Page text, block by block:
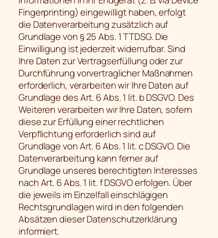
Fingerprinting) eingewilligt haben, erfolgt
die Datenverarbeitung zusätzlich auf
Grundlage von § 25 Abs. 1 TTDSG. Die
Einwilligung ist jederzeit widerrufbar. Sind
Ihre Daten zur Vertragserfüllung oder zur
Durchführung vorvertraglicher Maßnahmen
erforderlich, verarbeiten wir Ihre Daten auf
Grundlage des Art. 6 Abs. 1 lit. b DSGVO. Des
Weiteren verarbeiten wir Ihre Daten, sofern
diese zur Erfüllung einer rechtlichen
Verpflichtung erforderlich sind auf
Grundlage von Art. 6 Abs. 1 lit. c DSGVO. Die
Datenverarbeitung kann ferner auf
Grundlage unseres berechtigten Interesses
nach Art. 6 Abs. 1 lit. f DSGVO erfolgen. Über
die jeweils im Einzelfall einschlägigen
Rechtsgrundlagen wird in den folgenden
Absätzen dieser Datenschutzerklärung
informiert.